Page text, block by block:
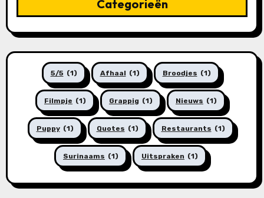
Categorieën
5/5 (1) Afhaal (1) Broodjes (1)
Filmpje (1) Grappig (1) Nieuws (1)
Puppy (1) Quotes (1) Restaurants (1)
Surinaams (1) Uitspraken (1)